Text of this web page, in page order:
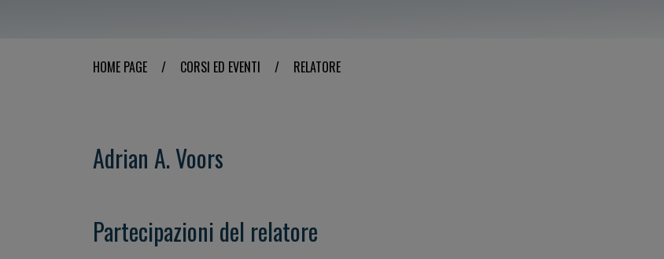
HOME PAGE / CORSI ED EVENTI / RELATORE
Adrian A. Voors
Partecipazioni del relatore